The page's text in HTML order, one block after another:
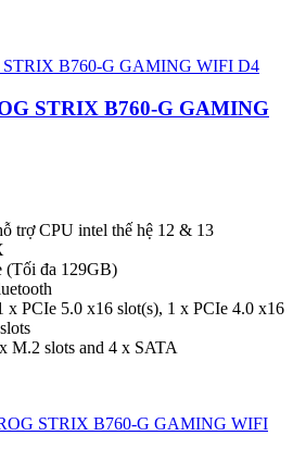
STRIX B760-G GAMING
trợ CPU intel thế hệ 12 & 13
(Tối đa 129GB)
x PCIe 5.0 x16 slot(s), 1 x PCIe 4.0 x16
M.2 slots and 4 x SATA